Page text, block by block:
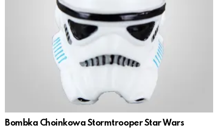
Bombka Choinkowa Stormtrooper Star Wars